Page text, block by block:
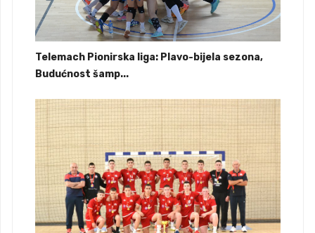
Telemach Pionirska liga: Plavo-bijela sezona,
Budućnost šamp...